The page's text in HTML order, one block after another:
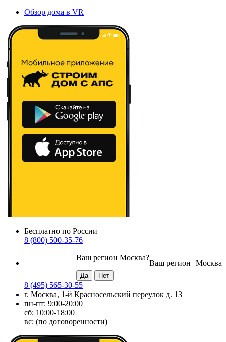
Обзор дома в VR
Бесплатно по России
8 (800) 500-35-76
Москва
Ваш регион
Ваш регион Москва?
8 (495) 565-30-55
г. Москва, 1-й Красносельский переулок д. 13
пн-пт: 9:00-20:00
сб: 10:00-18:00
вс: (по договоренности)